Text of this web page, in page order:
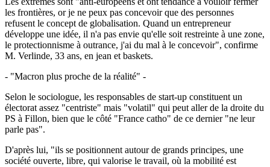
les frontières, or je ne peux pas concevoir que des personnes
refusent le concept de globalisation. Quand un entrepreneur
développe une idée, il n'a pas envie qu'elle soit restreinte à une zone,
le protectionnisme à outrance, j'ai du mal à le concevoir", confirme
M. Verlinde, 33 ans, en jean et baskets.
- "Macron plus proche de la réalité" -
Selon le sociologue, les responsables de start-up constituent un
électorat assez "centriste" mais "volatil" qui peut aller de la droite du
PS à Fillon, bien que le côté "France catho" de ce dernier "ne leur
parle pas".
D'après lui, "ils se positionnent autour de grands principes, une
société ouverte, libre, qui valorise le travail, où la mobilité est